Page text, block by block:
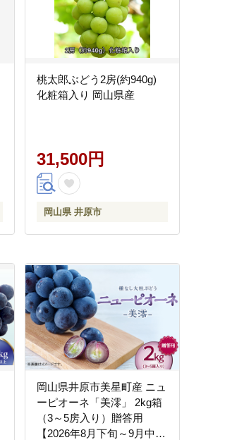
桃太郎ぶどう2房(約940g)
化粧箱入り 岡山県産
31,500円
岡山県 井原市
岡山県井原市美星町産 ニュ
ーピオーネ「美澪」 2kg箱
（3～5房入り）贈答用
【2026年8月下旬～9月中旬